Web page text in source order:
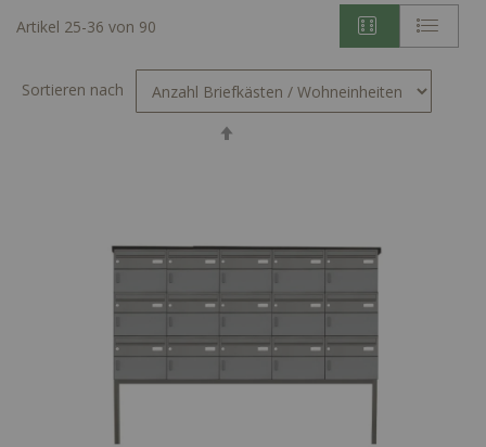
Artikel 25-36 von 90
Sortieren nach